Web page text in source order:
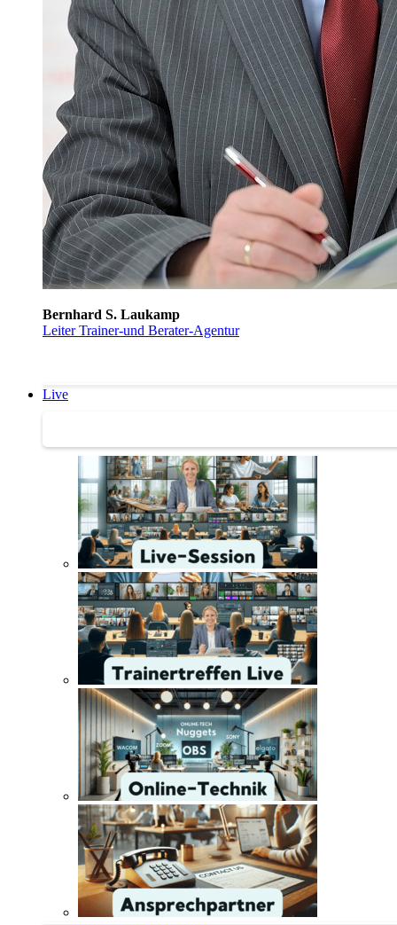
Bernhard S. Laukamp
Leiter Trainer-und Berater-Agentur
Live